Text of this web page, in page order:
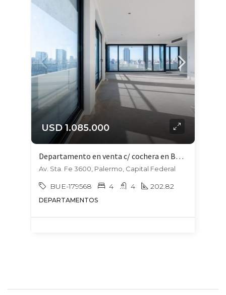
USD 1.085.000
Departamento en venta c/ cochera en Botánico
Av. Sta. Fe 3600, Palermo, Capital Federal
BUE-179568 4 4 202.82
DEPARTAMENTOS